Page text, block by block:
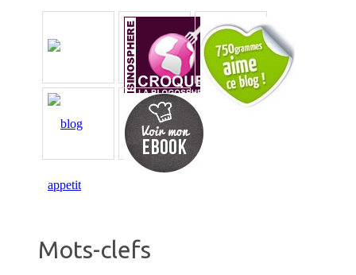
Mots-clefs